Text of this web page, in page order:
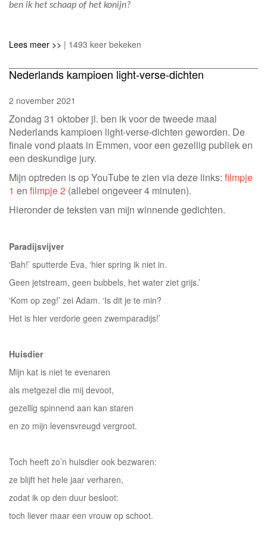
ben ik het schaap of het konijn?
Lees meer >> | 1493 keer bekeken
Nederlands kampioen light-verse-dichten
2 november 2021
Zondag 31 oktober jl. ben ik voor de tweede maal
Nederlands kampioen light-verse-dichten geworden. De
finale vond plaats in Emmen, voor een gezellig publiek en
een deskundige jury.
Mijn optreden is op YouTube te zien via deze links: filmpje
1 en filmpje 2 (allebei ongeveer 4 minuten).
Hieronder de teksten van mijn winnende gedichten.
Paradijsvijver
‘Bah!’ sputterde Eva, ‘hier spring ik niet in.
Geen jetstream, geen bubbels, het water ziet grijs.’
‘Kom op zeg!’ zei Adam. ‘Is dit je te min?
Het is hier verdorie geen zwemparadijs!’
Huisdier
Mijn kat is niet te evenaren
als metgezel die mij devoot,
gezellig spinnend aan kan staren
en zo mijn levensvreugd vergroot.
Toch heeft zo’n huisdier ook bezwaren:
ze blijft het hele jaar verharen,
zodat ik op den duur besloot:
toch liever maar een vrouw op schoot.